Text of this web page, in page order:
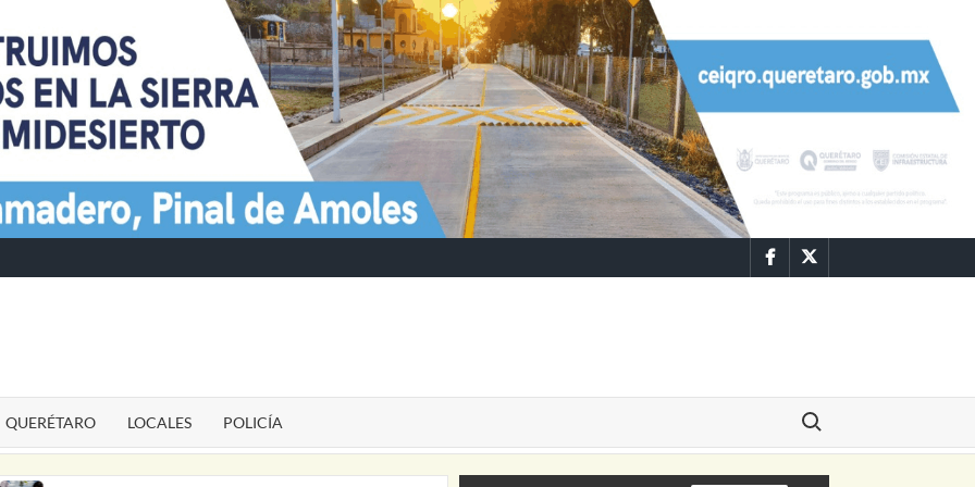
FacebookTwitter
QUERÉTARO LOCALES POLICÍA
Buscar: